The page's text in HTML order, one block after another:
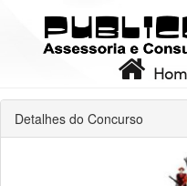
Detalhes do Concurso